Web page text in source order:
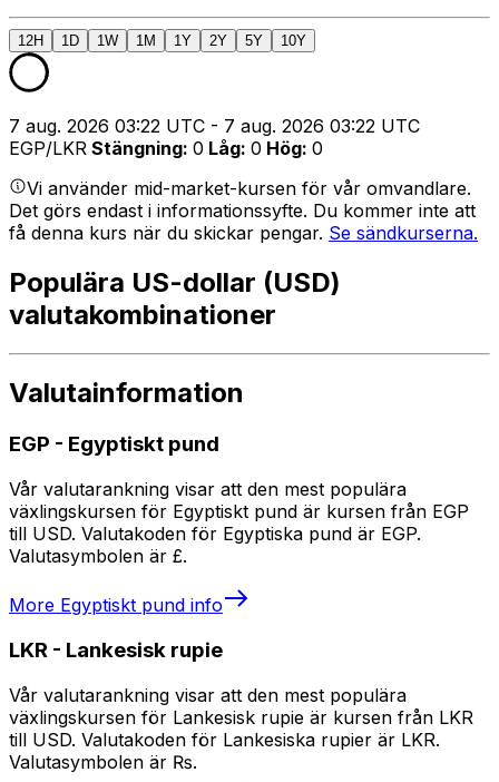
12H 1D 1W 1M 1Y 2Y 5Y 10Y
7 aug. 2026 03:22 UTC - 7 aug. 2026 03:22 UTC
EGP/LKR Stängning: 0 Låg: 0 Hög: 0
Vi använder mid-market-kursen för vår omvandlare.
Det görs endast i informationssyfte. Du kommer inte att
få denna kurs när du skickar pengar. Se sändkurserna.
Populära US-dollar (USD)
valutakombinationer
Valutainformation
EGP - Egyptiskt pund
Vår valutarankning visar att den mest populära
växlingskursen för Egyptiskt pund är kursen från EGP
till USD. Valutakoden för Egyptiska pund är EGP.
Valutasymbolen är £.
More Egyptiskt pund info
LKR - Lankesisk rupie
Vår valutarankning visar att den mest populära
växlingskursen för Lankesisk rupie är kursen från LKR
till USD. Valutakoden för Lankesiska rupier är LKR.
Valutasymbolen är ₨.